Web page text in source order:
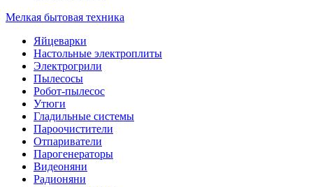
Мелкая бытовая техника
Яйцеварки
Настольные электроплиты
Электрогрили
Пылесосы
Робот-пылесос
Утюги
Гладильные системы
Пароочистители
Отпариватели
Парогенераторы
Видеоняни
Радионяни